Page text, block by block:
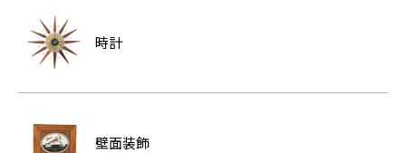
時計
壁面装飾